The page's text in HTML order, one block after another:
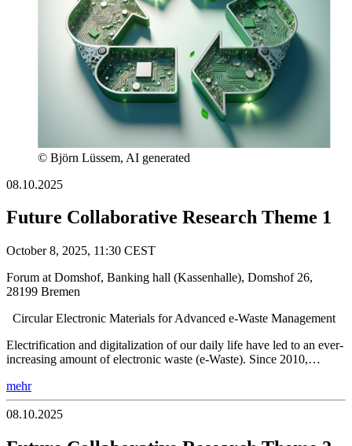
© Björn Lüssem, AI generated
08.10.2025
Future Collaborative Research Theme 1
October 8, 2025, 11:30 CEST
Forum at Domshof, Banking hall (Kassenhalle), Domshof 26,
28199 Bremen
Circular Electronic Materials for Advanced e-Waste Management
Electrification and digitalization of our daily life have led to an ever-
increasing amount of electronic waste (e-Waste). Since 2010,…
mehr
08.10.2025